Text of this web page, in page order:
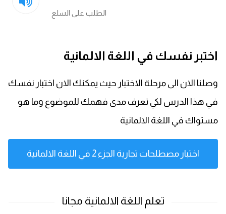
الطلب على السلع
اختبر نفسك في اللغة الالمانية
وصلنا الان الى مرحلة الاختبار حيث يمكنك الان اختبار نفسك
في هذا الدرس لكي تعرف مدى فهمك للموضوع وما هو
مستواك في اللغة الالمانية
اختبار مصطلحات تجارية الجزء 2 في اللغة الالمانية